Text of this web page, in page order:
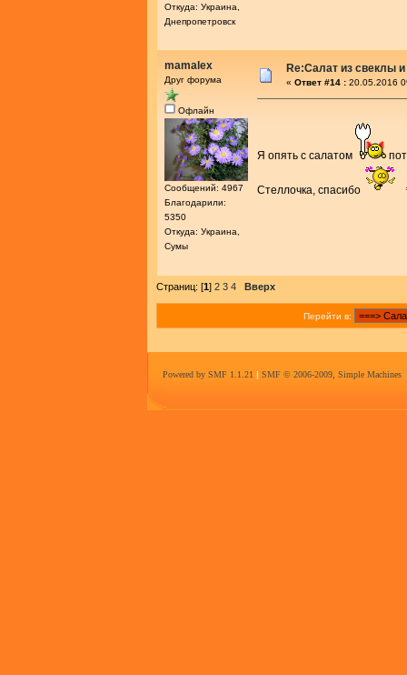
Откуда: Украина,
Днепропетровск
mamalex
Друг форума
Офлайн
Сообщений: 4967
Благодарили:
5350
Откуда: Украина,
Сумы
Re:Салат из свеклы
« Ответ #14 : 20.05.2016
Я опять с салатом
Стеллочка, спасибо
Страниц: [1] 2 3 4 Вверх
Перейти в:
Powered by SMF 1.1.21 | SMF © 2006-2009, Simple Machines